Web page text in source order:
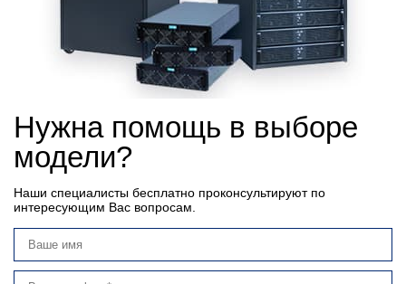
Нужна помощь в выборе
модели?
Наши специалисты бесплатно проконсультируют по
интересующим Вас вопросам.